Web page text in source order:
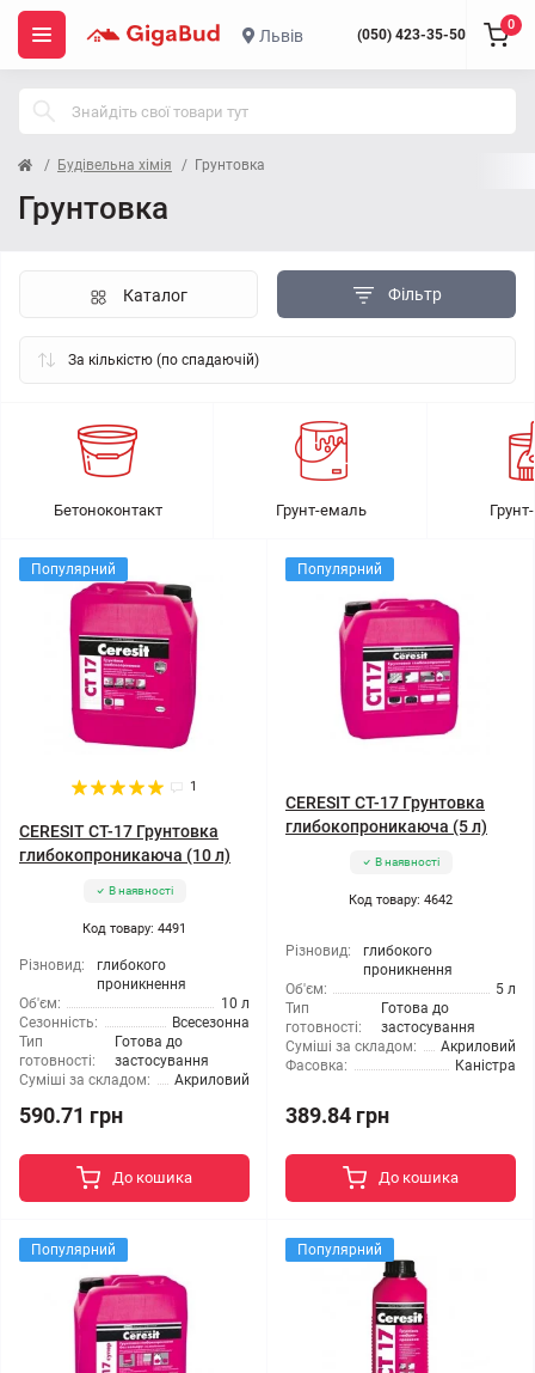
Львів (050) 423-35-50
0
Будівельна хімія Грунтовка
Грунтовка
Фільтр
Каталог
Бетоноконтакт Грунт-емаль
Популярний
1
CERESIT CT-17 Грунтовка
глибокопроникаюча (10 л)
В наявності
Код товару: 4491
Різновид:
глибокого
проникнення
Об'єм:
10 л
Сезонність:
Всесезонна
Тип
готовності:
Готова до
застосування
Суміші за складом:
Акриловий
590.71 грн
До кошика
Популярний
CERESIT CT-17 Грунтовка
глибокопроникаюча (5 л)
В наявності
Код товару: 4642
Різновид:
глибокого
проникнення
Об'єм:
5 л
Тип
готовності:
Готова до
застосування
Суміші за складом:
Акриловий
Фасовка:
Каністра
389.84 грн
До кошика
Популярний Популярний